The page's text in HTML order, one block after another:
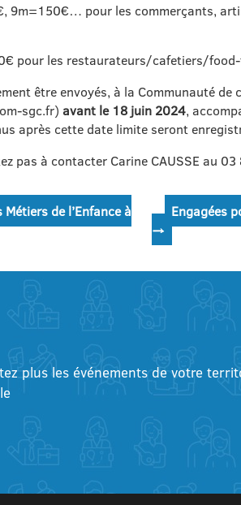
9m=150€… pour les commerçants,
pour les restaurateurs/cafetiers/
être envoyés, à la Communauté
sgc.fr) avant le 18 juin 2024,
après cette date limite seront
pas à contacter Carine CAUSSE au
de l’Enfance à
Engagées
→
plus les événements de votre